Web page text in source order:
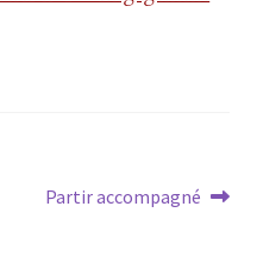
Article
Partir accompagné